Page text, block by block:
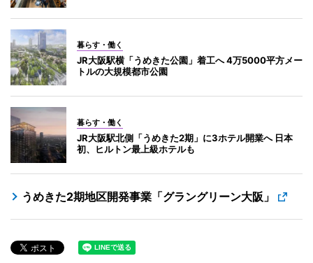
暮らす・働く
JR大阪駅横「うめきた公園」着工へ 4万5000平方メー
トルの大規模都市公園
暮らす・働く
JR大阪駅北側「うめきた2期」に3ホテル開業へ 日本
初、ヒルトン最上級ホテルも
うめきた2期地区開発事業「グラングリーン大阪」